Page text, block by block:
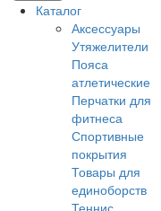
Каталог
Аксессуары
Утяжелители
Пояса
атлетические
Перчатки для
фитнеса
Спортивные
покрытия
Товары для
единоборств